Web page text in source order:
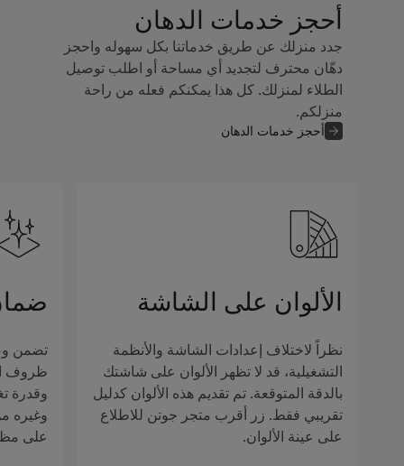
أحجز خدمات الدهان
جدد منزلك عن طريق خدماتنا بكل سهوله واحجز
دهّان محترف لتجديد أي مساحة أو اطلب توصيل
الطلاء لمنزلك. كل هذا يمكنكم فعله من راحة
منزلكم.
أحجز خدمات الدهان
الألوان على الشاشة
نظراً لاختلاف إعدادات الشاشة والأنظمة
التشغيلية، قد لا تظهر الألوان على شاشتك
بالدقة المتوقعة. تم تقديم هذه الألوان كدليل
تقريبي فقط. زر أقرب متجر جوتن للاطلاع
على عينة الألوان.
تضمن
ظروف
وقدرة
وغيره
على